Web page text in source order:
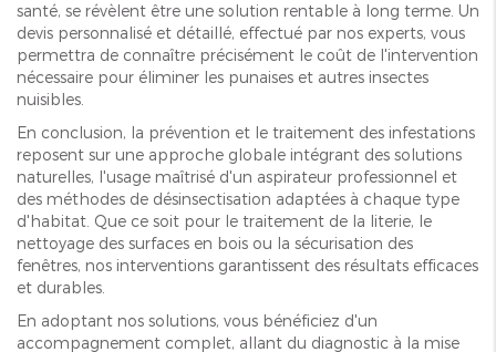
santé, se révèlent être une solution rentable à long terme. Un
devis personnalisé et détaillé, effectué par nos experts, vous
permettra de connaître précisément le coût de l'intervention
nécessaire pour éliminer les punaises et autres insectes
nuisibles.
En conclusion, la prévention et le traitement des infestations
reposent sur une approche globale intégrant des solutions
naturelles, l'usage maîtrisé d'un aspirateur professionnel et
des méthodes de désinsectisation adaptées à chaque type
d'habitat. Que ce soit pour le traitement de la literie, le
nettoyage des surfaces en bois ou la sécurisation des
fenêtres, nos interventions garantissent des résultats efficaces
et durables.
En adoptant nos solutions, vous bénéficiez d'un
accompagnement complet, allant du diagnostic à la mise